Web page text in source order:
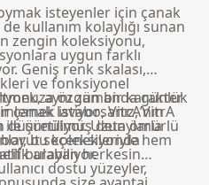
isteyenler için çanak
kullanım kolaylığı sunan
zengin koleksiyonu,
uygun farklı
Geniş renk skalası,
ve fonksiyonel
özgün bir karakter
çanak lavabo, VitrA’nın
ile üretiliyor. Uzun ömürlü
bu koleksiyonda
bulabiliyor.
aynı zamanda günlük
istiyorsanız, VitrA
düşünülmüş detaylarla
seçenekleriyle hem
arayan herkesin
dostu yüzeyler,